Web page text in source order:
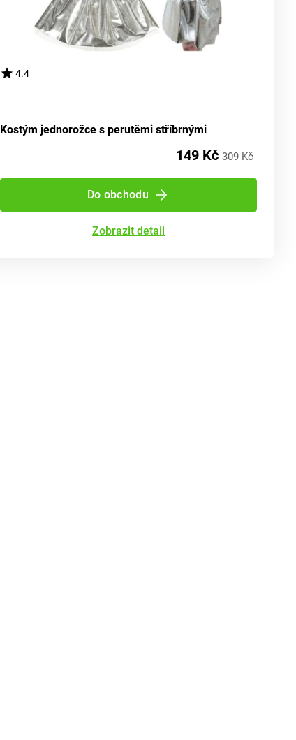
4.4
Kostým jednorožce s perutěmi stříbrnými
149 Kč 309 Kč
Do obchodu
Zobrazit detail